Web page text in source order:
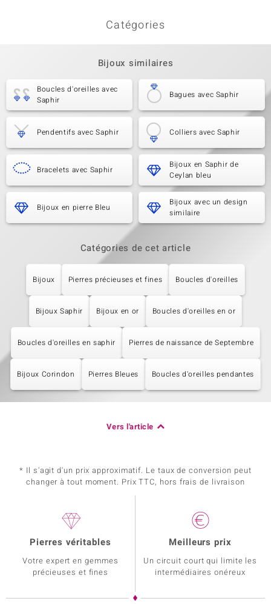
Catégories
Bijoux similaires
Boucles d'oreilles avec
Saphir
Bagues avec Saphir
Pendentifs avec Saphir Colliers avec Saphir
Bracelets avec Saphir
Bijoux en Saphir de
Ceylan bleu
Bijoux en pierre Bleu
Bijoux avec un design
similaire
Catégories de cet article
Bijoux Pierres précieuses et fines Boucles d'oreilles
Bijoux Saphir Bijoux en or Boucles d'oreilles en or
Boucles d'oreilles en saphir Pierres de naissance de Septembre
Bijoux Corindon Pierres Bleues Boucles d'oreilles pendantes
Vers l'article
* Il s'agit d'un prix approximatif. Le taux de conversion peut
changer à tout moment. Prix TTC, hors frais de livraison
Pierres véritables
Votre expert en gemmes
précieuses et fines
Meilleurs prix
Un circuit court qui limite les
intermédiaires onéreux